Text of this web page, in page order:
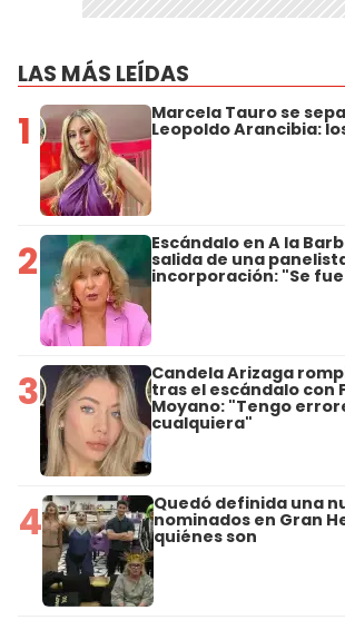
LAS MÁS LEÍDAS
1 Marcela Tauro se
Leopoldo Arancibia:
2 Escándalo en A la
salida de una
incorporación: "Se
3 Candela Arizaga
tras el escándalo con
Moyano: "Tengo
cualquiera"
4 Quedó definida una
nominados en Gran
quiénes son